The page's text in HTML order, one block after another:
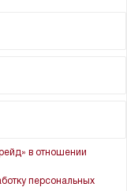
в отношении
персональных